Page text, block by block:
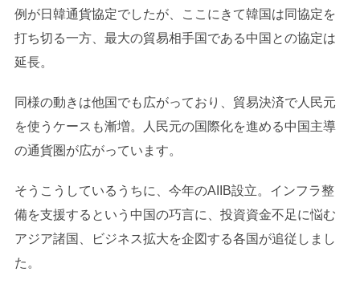
例が日韓通貨協定でしたが、ここにきて韓国は同協定を
打ち切る一方、最大の貿易相手国である中国との協定は
延長。
同様の動きは他国でも広がっており、貿易決済で人民元
を使うケースも漸増。人民元の国際化を進める中国主導
の通貨圏が広がっています。
そうこうしているうちに、今年のAIIB設立。インフラ整
備を支援するという中国の巧言に、投資資金不足に悩む
アジア諸国、ビジネス拡大を企図する各国が追従しまし
た。